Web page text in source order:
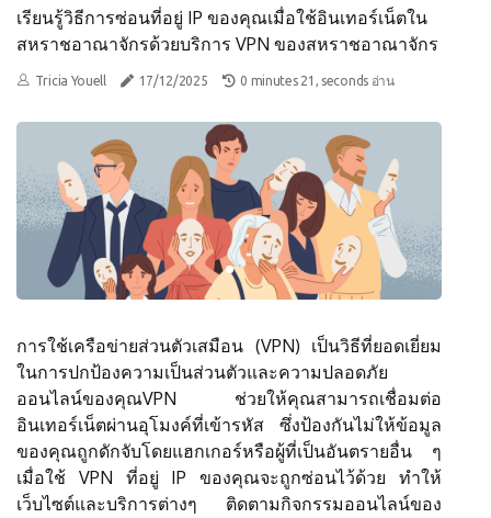
เรียนรู้วิธีการซ่อนที่อยู่ IP ของคุณเมื่อใช้อินเทอร์เน็ตใน
สหราชอาณาจักรด้วยบริการ VPN ของสหราชอาณาจักร
Tricia Youell 17/12/2025 0 minutes 21, seconds อ่าน
การใช้เครือข่ายส่วนตัวเสมือน (VPN) เป็นวิธีที่ยอดเยี่ยม
ในการปกป้องความเป็นส่วนตัวและความปลอดภัย
ออนไลน์ของคุณVPN ช่วยให้คุณสามารถเชื่อมต่อ
อินเทอร์เน็ตผ่านอุโมงค์ที่เข้ารหัส ซึ่งป้องกันไม่ให้ข้อมูล
ของคุณถูกดักจับโดยแฮกเกอร์หรือผู้ที่เป็นอันตรายอื่น ๆ
เมื่อใช้ VPN ที่อยู่ IP ของคุณจะถูกซ่อนไว้ด้วย ทำให้
เว็บไซต์และบริการต่างๆ ติดตามกิจกรรมออนไลน์ของ